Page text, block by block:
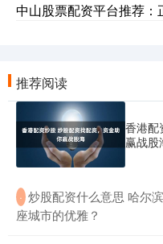
中山股票配资平台推荐：
推荐阅读
香港配
赢战股
· 炒股配资什么意思 哈尔
座城市的优雅？